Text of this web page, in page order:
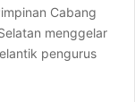
Cabang
menggelar
pengurus